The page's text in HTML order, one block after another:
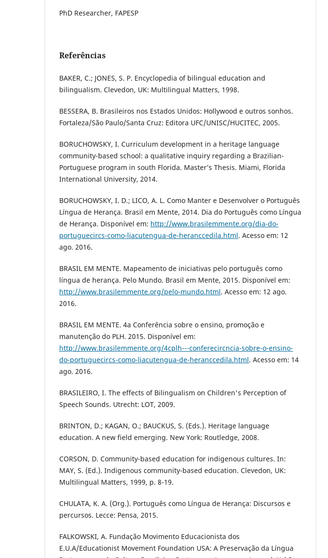
PhD Researcher, FAPESP
Referências
BAKER, C.; JONES, S. P. Encyclopedia of bilingual education and
bilingualism. Clevedon, UK: Multilingual Matters, 1998.
BESSERA, B. Brasileiros nos Estados Unidos: Hollywood e outros sonhos.
Fortaleza/São Paulo/Santa Cruz: Editora UFC/UNISC/HUCITEC, 2005.
BORUCHOWSKY, I. Curriculum development in a heritage language
community-based school: a qualitative inquiry regarding a Brazilian-
Portuguese program in south Florida. Master’s Thesis. Miami, Florida
International University, 2014.
BORUCHOWSKY, I. D.; LICO, A. L. Como Manter e Desenvolver o Português
Língua de Herança. Brasil em Mente, 2014. Dia do Português como Língua
de Herança. Disponível em: http://www.brasilemmente.org/dia-do-
portuguecircs-como-liacutengua-de-heranccedila.html. Acesso em: 12
ago. 2016.
BRASIL EM MENTE. Mapeamento de iniciativas pelo português como
língua de herança. Pelo Mundo. Brasil em Mente, 2015. Disponível em:
http://www.brasilemmente.org/pelo-mundo.html. Acesso em: 12 ago.
2016.
BRASIL EM MENTE. 4a Conferência sobre o ensino, promoção e
manutenção do PLH. 2015. Disponível em:
http://www.brasilemmente.org/4cplh---conferecircncia-sobre-o-ensino-
do-portuguecircs-como-liacutengua-de-heranccedila.html. Acesso em: 14
ago. 2016.
BRASILEIRO, I. The effects of Bilingualism on Children's Perception of
Speech Sounds. Utrecht: LOT, 2009.
BRINTON, D.; KAGAN, O.; BAUCKUS, S. (Eds.). Heritage language
education. A new field emerging. New York: Routledge, 2008.
CORSON, D. Community-based education for indigenous cultures. In:
MAY, S. (Ed.). Indigenous community-based education. Clevedon, UK:
Multilingual Matters, 1999, p. 8-19.
CHULATA, K. A. (Org.). Português como Língua de Herança: Discursos e
percursos. Lecce: Pensa, 2015.
FALKOWSKI, A. Fundação Movimento Educacionista dos
E.U.A/Educationist Movement Foundation USA: A Preservação da Língua